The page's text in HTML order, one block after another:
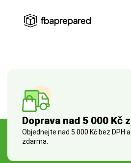
Doprava nad 5 000 Kč
Objednejte nad 5 000 Kč bez DPH
zdarma.